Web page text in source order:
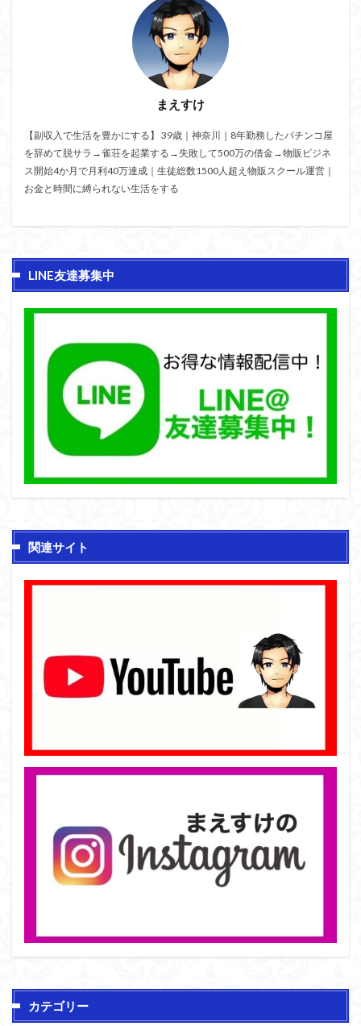
まえすけ
【副収入で生活を豊かにする】 39歳｜神奈川｜8年勤務したパチンコ屋
を辞めて脱サラ→雀荘を起業する→失敗して500万の借金→物販ビジネ
ス開始4か月で月利40万達成｜生徒総数1500人超え物販スクール運営｜
お金と時間に縛られない生活をする
LINE友達募集中
関連サイト
カテゴリー